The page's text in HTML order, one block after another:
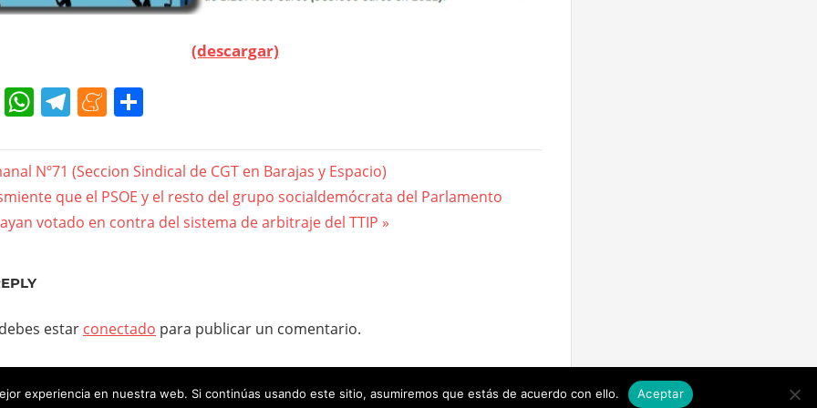
(descargar)
Twitter
WhatsApp
Telegram
Meneame
Nº71 (Seccion Sindical de CGT en Barajas y Espacio)
que el PSOE y el resto del grupo socialdemócrata del Parlamento
votado en contra del sistema de arbitraje del TTIP
estar conectado para publicar un comentario.
experiencia en nuestra web. Si continúas usando este sitio, asumiremos que estás de acuerdo con ello. Aceptar